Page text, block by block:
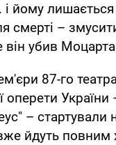
і йому
смерті –
він убив
87-го
оперети України
– стартували
йдуть повним